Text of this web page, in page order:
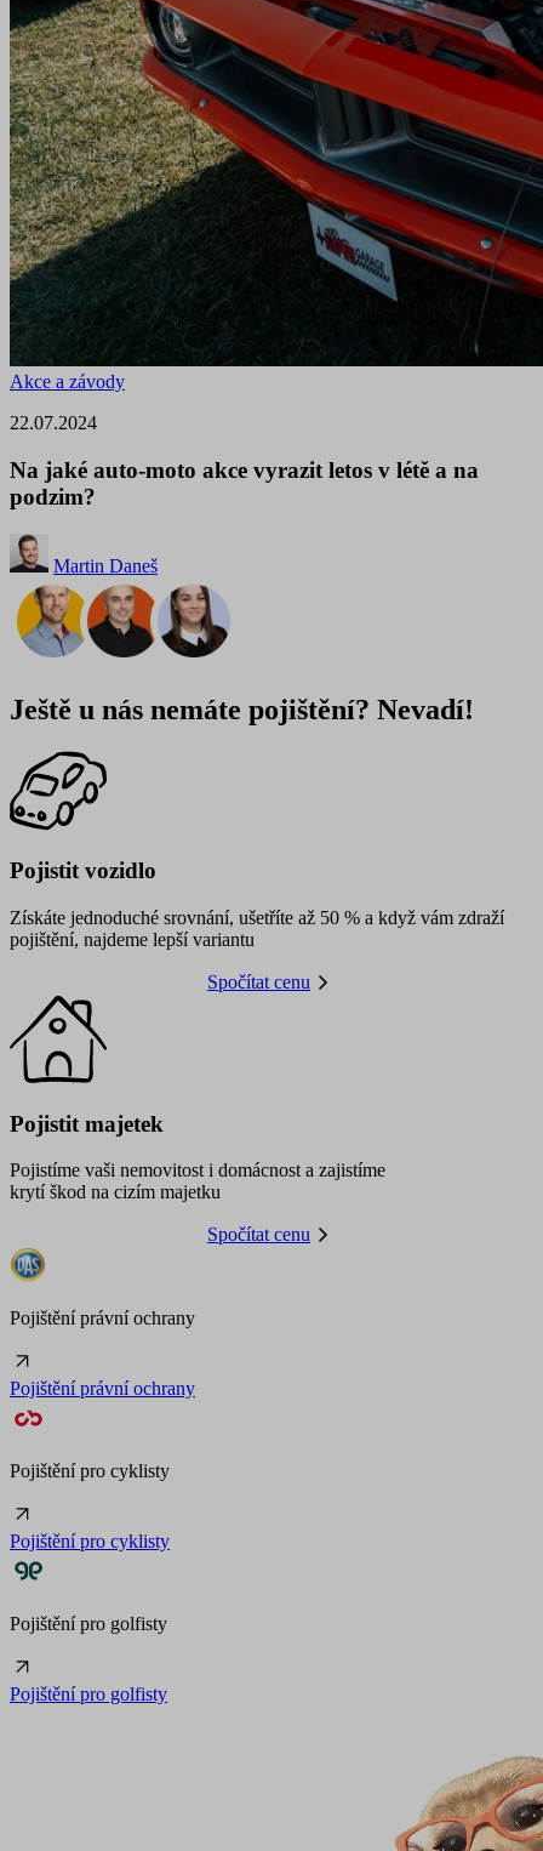
Akce a závody
22.07.2024
Na jaké auto-moto akce vyrazit letos v létě a na
podzim?
Martin Daneš
Ještě u nás nemáte pojištění? Nevadí!
Pojistit vozidlo
Získáte jednoduché srovnání, ušetříte až 50 % a když vám zdraží
pojištění, najdeme lepší variantu
Spočítat cenu
Pojistit majetek
Pojistíme vaši nemovitost i domácnost a zajistíme
krytí škod na cizím majetku
Spočítat cenu
Pojištění právní ochrany
Pojištění právní ochrany
Pojištění pro cyklisty
Pojištění pro cyklisty
Pojištění pro golfisty
Pojištění pro golfisty